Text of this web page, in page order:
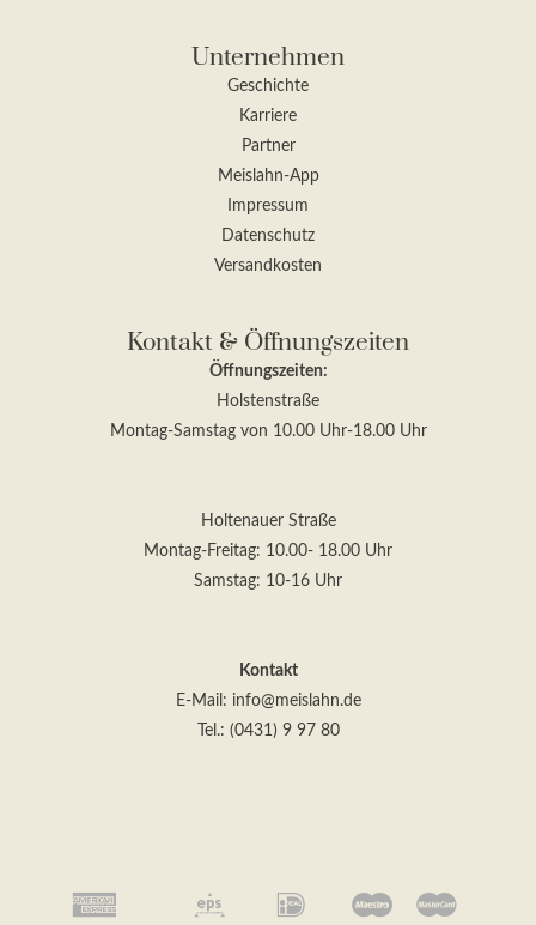
Unternehmen
Geschichte
Karriere
Partner
Meislahn-App
Impressum
Datenschutz
Versandkosten
Kontakt & Öffnungszeiten
Öffnungszeiten:
Holstenstraße
Montag-Samstag von 10.00 Uhr-18.00 Uhr
Holtenauer Straße
Montag-Freitag: 10.00- 18.00 Uhr
Kontakt
E-Mail: info@meislahn.de
Tel.: (0431) 9 97 80